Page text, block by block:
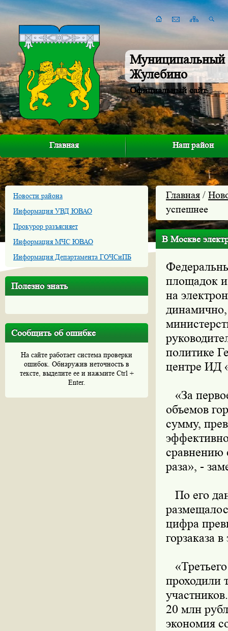
Муниципальный
Жулебино
Официальный сайт
Главная Наш район
Новости района
Информация УВД ЮВАО
Прокурор разъясняет
Информация МЧС ЮВАО
Информация Департамента ГОЧСиПБ
Полезно знать
Сообщить об ошибке
На сайте работает система проверки
ошибок. Обнаружив неточность в
тексте, выделите ее и нажмите Ctrl +
Enter.
Главная /
успешнее
В Москве
площадок и
на
динамично,
политике
центре ИД
«За
объемов
сумму,
сравнению
раза», -
По его
цифра
горзаказа
проходили
20 млн
экономия